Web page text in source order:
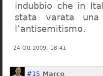
indubbio che in
stata varata
l’antisemitismo.
24 Ott 2009, 18:41
#15 Marco